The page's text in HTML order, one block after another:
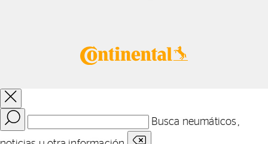
Busca neumáticos,